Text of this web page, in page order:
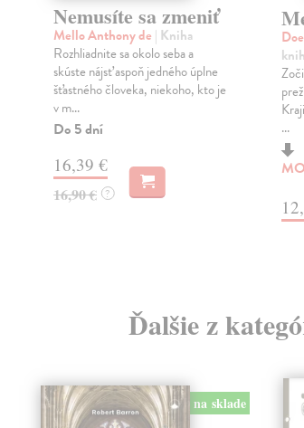
Nemusíte sa zmeniť
Mello Anthony de | Kniha
Rozhliadnite sa okolo seba a
skúste nájsť aspoň jedného úplne
šťastného človeka, niekoho, kto je
v m...
Do 5 dní
16,39 €
16,90 € ?
...
Ďalšie z
na sklade